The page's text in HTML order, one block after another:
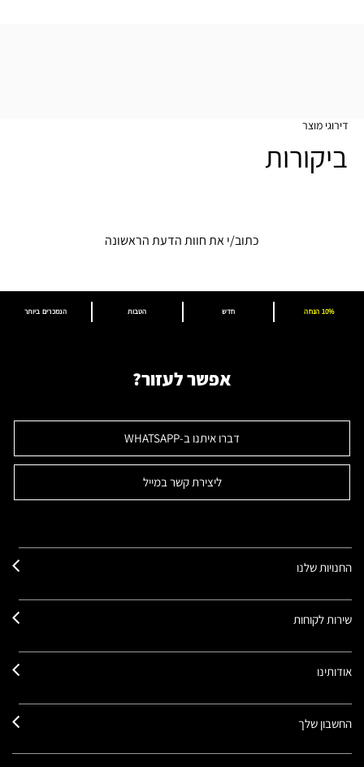
דירוגי מוצר
ביקורות
כתוב/י את חוות הדעת הראשונה
הנמכרים ביותר הטבות חדש 10% הנחה
אפשר לעזור?
דברו איתנו ב-WHATSAPP
ליצירת קשר במייל
החנויות שלנו
שירות לקוחות
אודותינו
החשבון שלך